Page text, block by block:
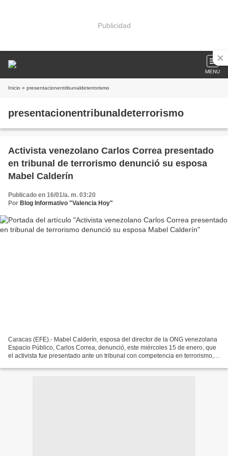
Publicidad
MENU
Inicio » presentacionentribunaldeterrorismo
presentacionentribunaldeterrorismo
Activista venezolano Carlos Correa presentado
en tribunal de terrorismo denunció su esposa
Mabel Calderín
Publicado en 16/01/a. m. 03:20
Por Blog Informativo "Valencia Hoy"
Caracas (EFE).- Mabel Calderín, esposa del director de la ONG venezolana
Espacio Público, Carlos Correa, denunció, este miércoles 15 de enero, que
el activista fue presentado ante un tribunal con competencia en terrorismo,